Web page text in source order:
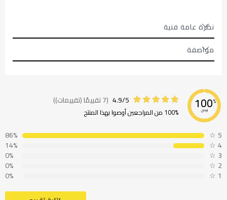
نظرة عامة فنية
مواصفة
100%
نوصي
4.9/5 (7 تقييمًا (تقييمات))
100% من المراجعين أوصوا بهذا المنتج
5
☆
86%
4
☆
14%
3
☆
0%
2
☆
0%
1
☆
0%